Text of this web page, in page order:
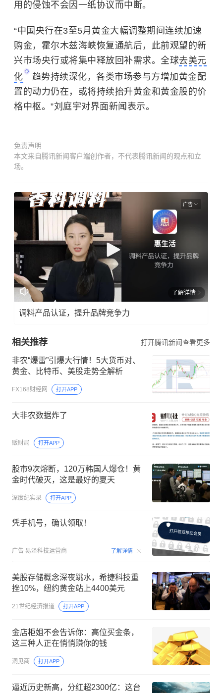
用的侵蚀不会因一纸协议而中断。
“中国央行在3至5月黄金大幅调整期间连续加速
购金，霍尔木兹海峡恢复通航后，此前观望的新
兴市场央行或将集中释放回补需求。全球去美元
化
趋势持续深化，各类市场参与方增加黄金配
置的动力仍在，或将持续抬升黄金和黄金股的价
格中枢。 ”刘庭宇对界面新闻表示。
免责声明
本文来自腾讯新闻客户端创作者，不代表腾讯新闻的观点和立
场。
广告
了解详情
调料产品认证，提升品牌竞争力
相关推荐 打开腾讯新闻查看更多
非农“爆雷”引爆大行情！5大货币对、
黄金、比特币、美股走势全解析
FX168财经网 打开APP
大非农数据炸了
贩财局 打开APP
股市9次熔断，120万韩国人爆仓！黄
金时代破灭，这是最好的夏天
深度纪实录 打开APP
凭手机号，确认领取！
广告 易泽科技运营商 了解详情 00:15
美股存储概念深夜跳水，希捷科技重
挫10%，纽约黄金站上4400美元
21世纪经济报道 打开APP
金店柜姐不会告诉你：高位买金条，
这三种人正在悄悄赚你的钱
洞见商 打开APP
逼近历史新高，分红超2300亿：这台